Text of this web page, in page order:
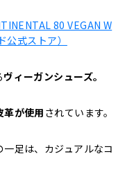
80 VEGAN W
公式ストア）
ヴィーガンシューズ。
革が使用 されています。
足は、カジュアルなコ